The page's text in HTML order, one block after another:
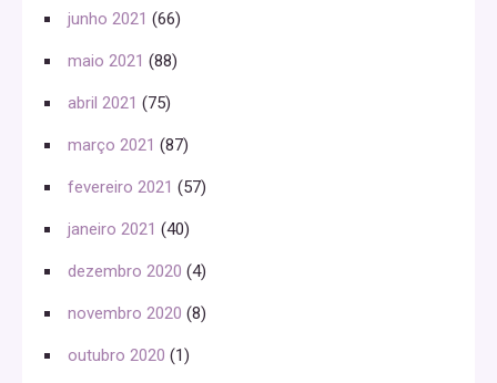
junho 2021 (66)
maio 2021 (88)
abril 2021 (75)
março 2021 (87)
fevereiro 2021 (57)
janeiro 2021 (40)
dezembro 2020 (4)
novembro 2020 (8)
outubro 2020 (1)